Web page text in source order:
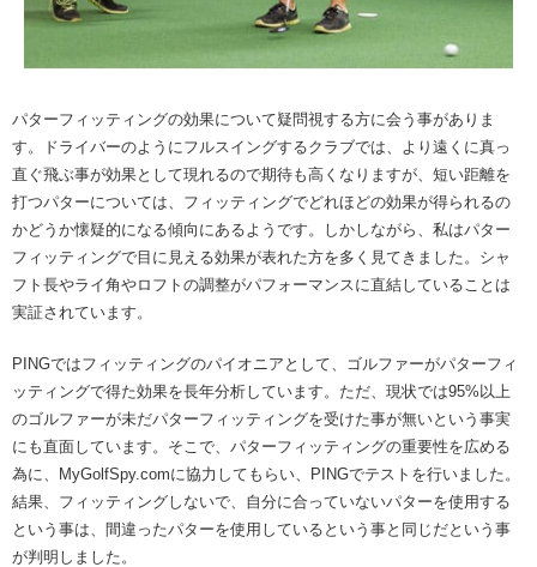
パターフィッティングの効果について疑問視する方に会う事がありま
す。ドライバーのようにフルスイングするクラブでは、より遠くに真っ
直ぐ飛ぶ事が効果として現れるので期待も高くなりますが、短い距離を
打つパターについては、フィッティングでどれほどの効果が得られるの
かどうか懐疑的になる傾向にあるようです。しかしながら、私はパター
フィッティングで目に見える効果が表れた方を多く見てきました。シャ
フト長やライ角やロフトの調整がパフォーマンスに直結していることは
実証されています。
PINGではフィッティングのパイオニアとして、ゴルファーがパターフィ
ッティングで得た効果を長年分析しています。ただ、現状では95%以上
のゴルファーが未だパターフィッティングを受けた事が無いという事実
にも直面しています。そこで、パターフィッティングの重要性を広める
為に、MyGolfSpy.comに協力してもらい、PINGでテストを行いました。
結果、フィッティングしないで、自分に合っていないパターを使用する
という事は、間違ったパターを使用しているという事と同じだという事
が判明しました。